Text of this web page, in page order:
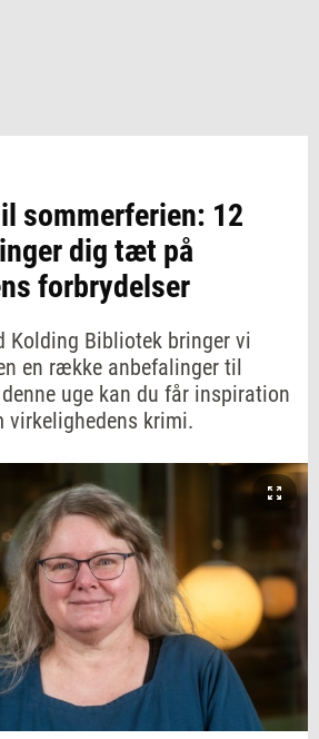
sommerferien: 12
dig tæt på
forbrydelser
Kolding Bibliotek bringer vi
en række anbefalinger til
uge kan du får inspiration
virkelighedens krimi.